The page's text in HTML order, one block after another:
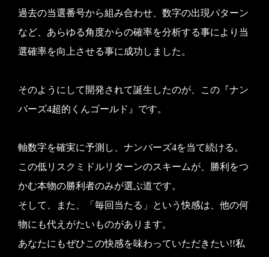
過去の当選番号から組み合わせ、数字の出現パターン
など、あらゆる角度からの確率を分析する事により当
選確率を向上させる事に成功しました。
そのようにして開発されて誕生したのが、この『ナン
バーズ4超的くんゴールド』です。
軸数字を確実に予測し、ナンバーズ4を当て続ける。
この低リスクミドルリターンのスキームが、勝利をつ
かむ本物の勝利者のみが選ぶ道です。
そして、また、「毎回当たる」という快感は、他の何
物にも代えがたいものがあります。
あなたにもぜひこの快感を味わっていただきたい!!私